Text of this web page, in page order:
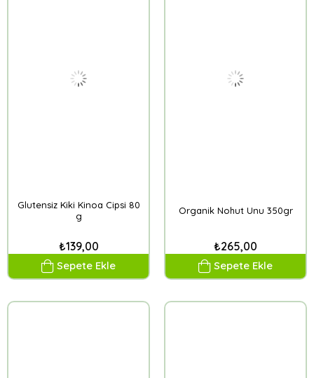
Glutensiz Kiki Kinoa Cipsi 80
g
₺139,00
Sepete Ekle
Organik Nohut Unu 350gr
₺265,00
Sepete Ekle